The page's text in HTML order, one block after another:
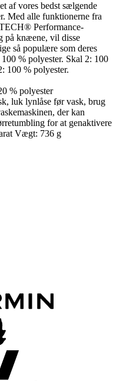
af vores bedst sælgende
Med alle funktionerne fra
Performance-
på knæene, vil disse
så populære som deres
% polyester. Skal 2: 100
100 % polyester.
% polyester
luk lynlåse før vask, brug
der kan
for at genaktivere
Vægt: 736 g